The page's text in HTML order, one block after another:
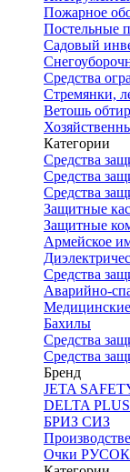
Пожарное
Постельные
Садовый
Средства
Стремянки,
Ветошь
Категории
Средства
Средства
Средства
Защитные
Защитные
Армейское
Средства
Аварийно-
Бахилы
Средства
Средства
Бренд
JETA
DELTA PLUS
БРИЗ СИЗ
Очки